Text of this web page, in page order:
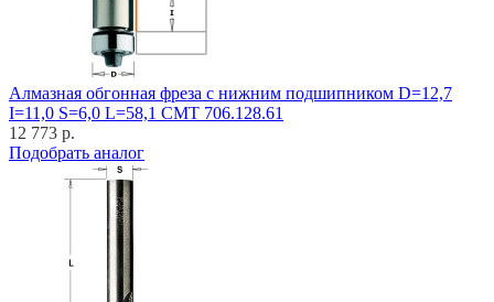
Алмазная обгонная фреза с нижним подшипником D=12,7
I=11,0 S=6,0 L=58,1 CMT 706.128.61
12 773 р.
Подобрать аналог